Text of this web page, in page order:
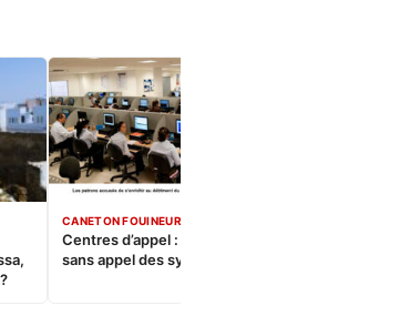
CANETON FOUINEUR
Centres d’appel : Le constat
sans appel des syndicats